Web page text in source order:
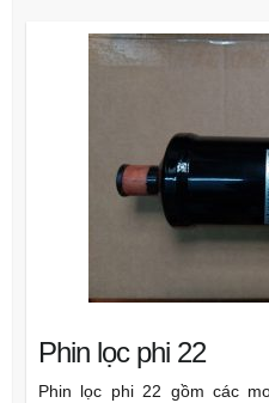
Phin lọc phi 22
Phin lọc phi 22 gồm các